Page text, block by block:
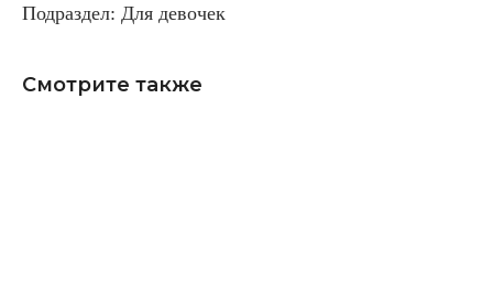
Подраздел: Для девочек
Смотрите также